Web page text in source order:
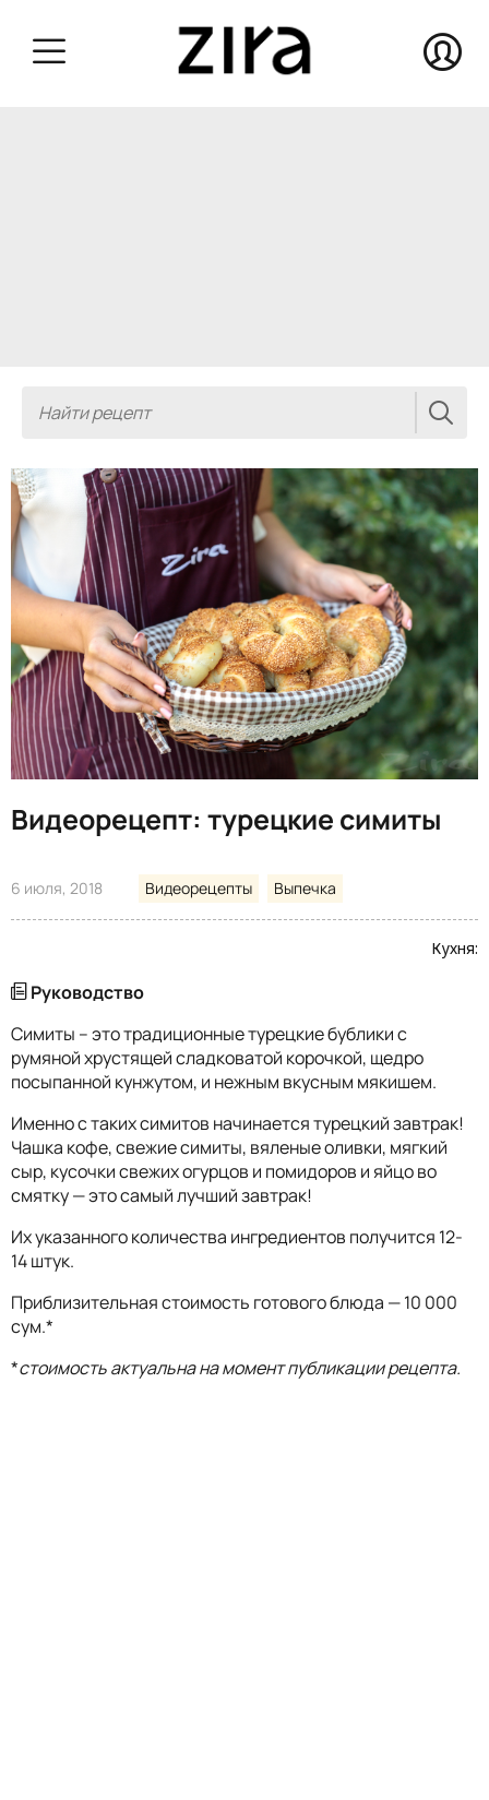
Видеорецепт: турецкие симиты
6 июля, 2018 Видеорецепты Выпечка
Кухня:
Руководство
Симиты – это традиционные турецкие бублики с
румяной хрустящей сладковатой корочкой, щедро
посыпанной кунжутом, и нежным вкусным мякишем.
Именно с таких симитов начинается турецкий завтрак!
Чашка кофе, свежие симиты, вяленые оливки, мягкий
сыр, кусочки свежих огурцов и помидоров и яйцо во
смятку — это самый лучший завтрак!
Их указанного количества ингредиентов получится 12-
14 штук.
Приблизительная стоимость готового блюда — 10 000
сум.*
*стоимость актуальна на момент публикации рецепта.